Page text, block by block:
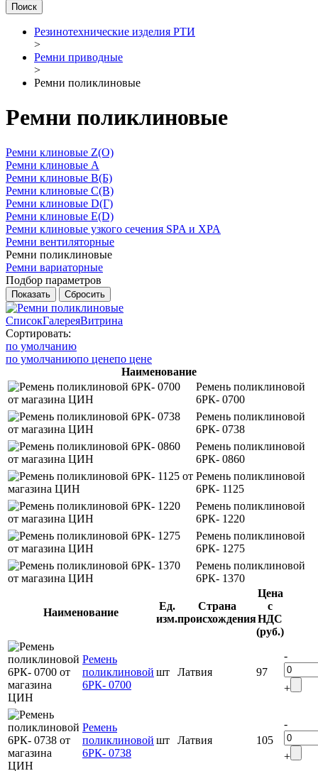
Резинотехнические изделия РТИ
>
Ремни приводные
>
Ремни поликлиновые
Ремни поликлиновые
Ремни клиновые Z(О)
Ремни клиновые A
Ремни клиновые B(Б)
Ремни клиновые C(В)
Ремни клиновые D(Г)
Ремни клиновые Е(D)
Ремни клиновые узкого сечения SPA и XPA
Ремни вентиляторные
Ремни поликлиновые
Ремни вариаторные
Подбор параметров
СписокГалереяВитрина
Сортировать:
по умолчанию
по умолчаниюпо ценепо цене
Наименование
Ремень поликлиновой
6РК- 0700
Ремень поликлиновой
6РК- 0738
Ремень поликлиновой
6РК- 0860
Ремень поликлиновой
6РК- 1125
Ремень поликлиновой
6РК- 1220
Ремень поликлиновой
6РК- 1275
Ремень поликлиновой
6РК- 1370
Наименование
Ед.
изм.
Страна
происхождения
Цена
с
НДС
(руб.)
Ремень
поликлиновой
6РК- 0700
шт Латвия 97
-
+
Ремень
поликлиновой
6РК- 0738
шт Латвия 105
-
+